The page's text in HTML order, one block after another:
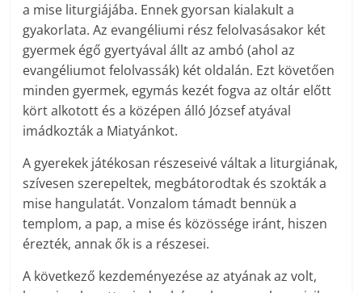
a mise liturgiájába. Ennek gyorsan kialakult a
gyakorlata. Az evangéliumi rész felolvasásakor két
gyermek égő gyertyával állt az ambó (ahol az
evangéliumot felolvassák) két oldalán. Ezt követően
minden gyermek, egymás kezét fogva az oltár előtt
kört alkotott és a középen álló József atyával
imádkozták a Miatyánkot.
A gyerekek játékosan részeseivé váltak a liturgiának,
szívesen szerepeltek, megbátorodtak és szokták a
mise hangulatát. Vonzalom támadt bennük a
templom, a pap, a mise és közössége iránt, hiszen
érezték, annak ők is a részesei.
A következő kezdeményezése az atyának az volt,